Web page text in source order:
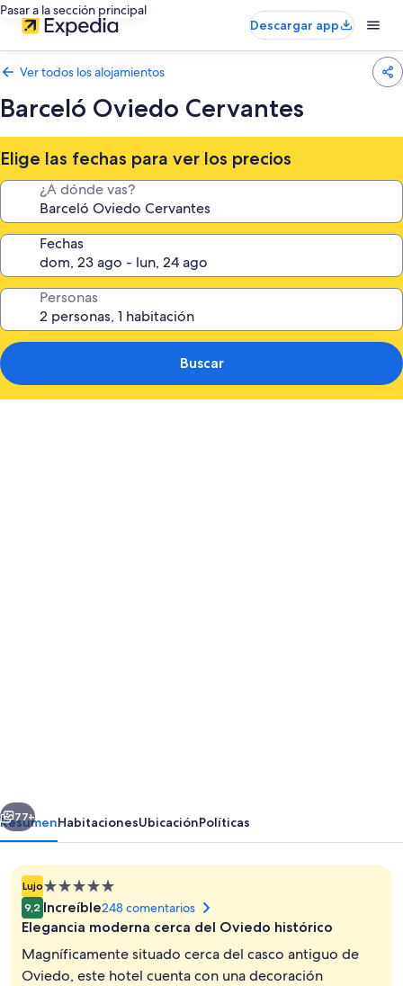
Pasar a la sección principal
Descargar app
Ver todos los alojamientos
Barceló Oviedo Cervantes
Elige las fechas para ver los precios
¿A dónde vas?
Fechas
Personas
Buscar
Siguiente
77+
ResumenHabitacionesUbicaciónPolíticas
LujoAlojamiento
de
5.0 estrellas
9,2 Increíble248 comentarios
Elegancia moderna cerca del Oviedo histórico
Magníficamente situado cerca del casco antiguo de
Oviedo, este hotel cuenta con una decoración